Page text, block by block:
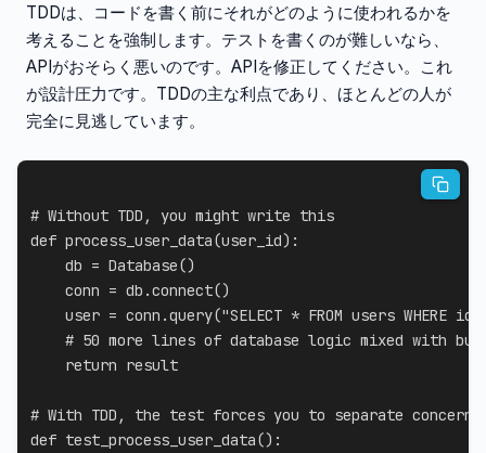
TDDは、コードを書く前にそれがどのように使われるかを
考えることを強制します。テストを書くのが難しいなら、
APIがおそらく悪いのです。APIを修正してください。これ
が設計圧力です。TDDの主な利点であり、ほとんどの人が
完全に見逃しています。
# Without TDD, you might write this
def process_user_data(user_id) :
    db
= Database()
    conn
= db .connect()
    user
= conn .query("SELECT * FROM users WHERE
# 50 more lines of database logic mixed with
return result
# With TDD, the test forces you to separate concerns
def test_process_user_data() :